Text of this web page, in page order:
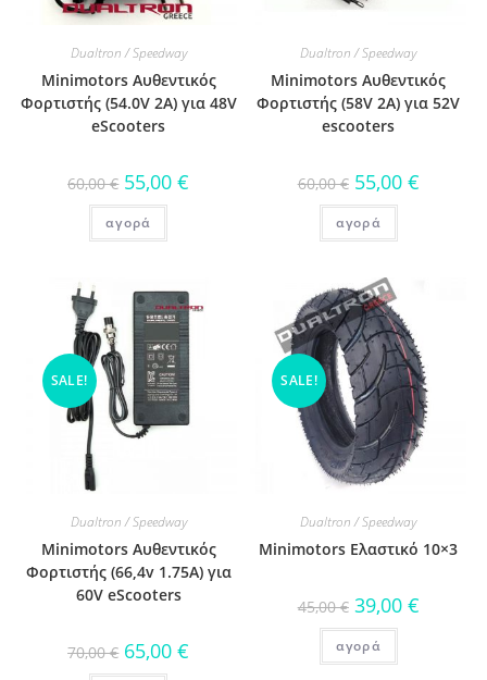
Dualtron / Speedway
Minimotors Αυθεντικός
Φορτιστής (54.0V 2A) για 48V
eScooters
60,00€ 55,00€
αγορά
Dualtron / Speedway
Minimotors Αυθεντικός
Φορτιστής (58V 2A) για 52V
escooters
60,00€ 55,00 €
αγορά
SALE!
Dualtron / Speedway
Minimotors Αυθεντικός
Φορτιστής (66,4v 1.75A) για
60V eScooters
70,00€ 65,00€
SALE!
Dualtron / Speedway
Minimotors Ελαστικό 10×3
45,00€ 39,00 €
αγορά